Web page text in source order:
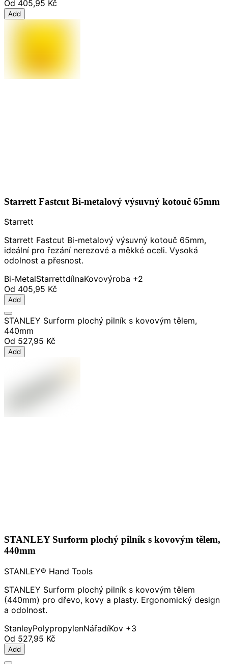
Od 405,95 Kč
Add
Starrett Fastcut Bi-metalový výsuvný kotouč 65mm
Starrett
Starrett Fastcut Bi-metalový výsuvný kotouč 65mm,
ideální pro řezání nerezové a měkké oceli. Vysoká
odolnost a přesnost.
Bi-MetalStarrettdílnaKovovýroba +2
Od 405,95 Kč
Add
STANLEY Surform plochý pilník s kovovým tělem,
440mm
Od 527,95 Kč
Add
STANLEY Surform plochý pilník s kovovým tělem,
440mm
STANLEY® Hand Tools
STANLEY Surform plochý pilník s kovovým tělem
(440mm) pro dřevo, kovy a plasty. Ergonomický design
a odolnost.
StanleyPolypropylenNářadíKov +3
Od 527,95 Kč
Add